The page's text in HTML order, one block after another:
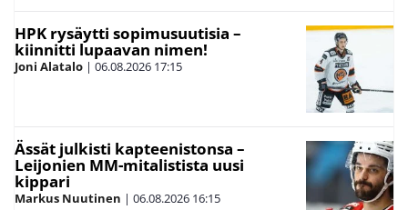
HPK rysäytti sopimusuutisia –
kiinnitti lupaavan nimen!
Joni Alatalo | 06.08.2026 17:15
Ässät julkisti kapteenistonsa –
Leijonien MM-mitalistista uusi
kippari
Markus Nuutinen | 06.08.2026 16:15